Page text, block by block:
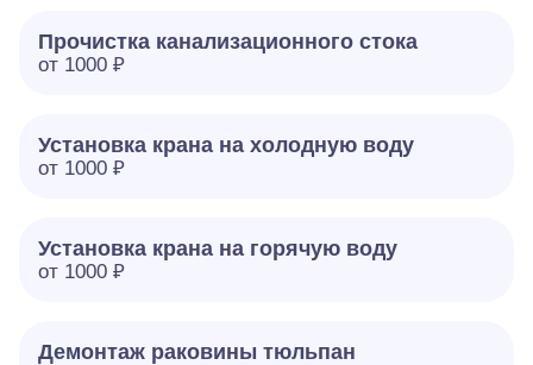
Прочистка канализационного стока
от 1000 ₽
Установка крана на холодную воду
от 1000 ₽
Установка крана на горячую воду
от 1000 ₽
Демонтаж раковины тюльпан